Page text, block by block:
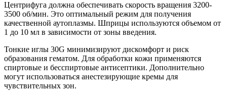
Центрифуга должна обеспечивать скорость вращения 3200-
3500 об/мин. Это оптимальный режим для получения
качественной аутоплазмы. Шприцы используются объемом от
1 до 10 мл в зависимости от зоны введения.
Тонкие иглы 30G минимизируют дискомфорт и риск
образования гематом. Для обработки кожи применяются
спиртовые и бесспиртовые антисептики. Дополнительно
могут использоваться анестезирующие кремы для
чувствительных зон.